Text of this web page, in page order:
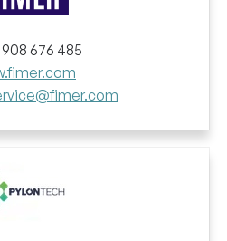
908 676 485